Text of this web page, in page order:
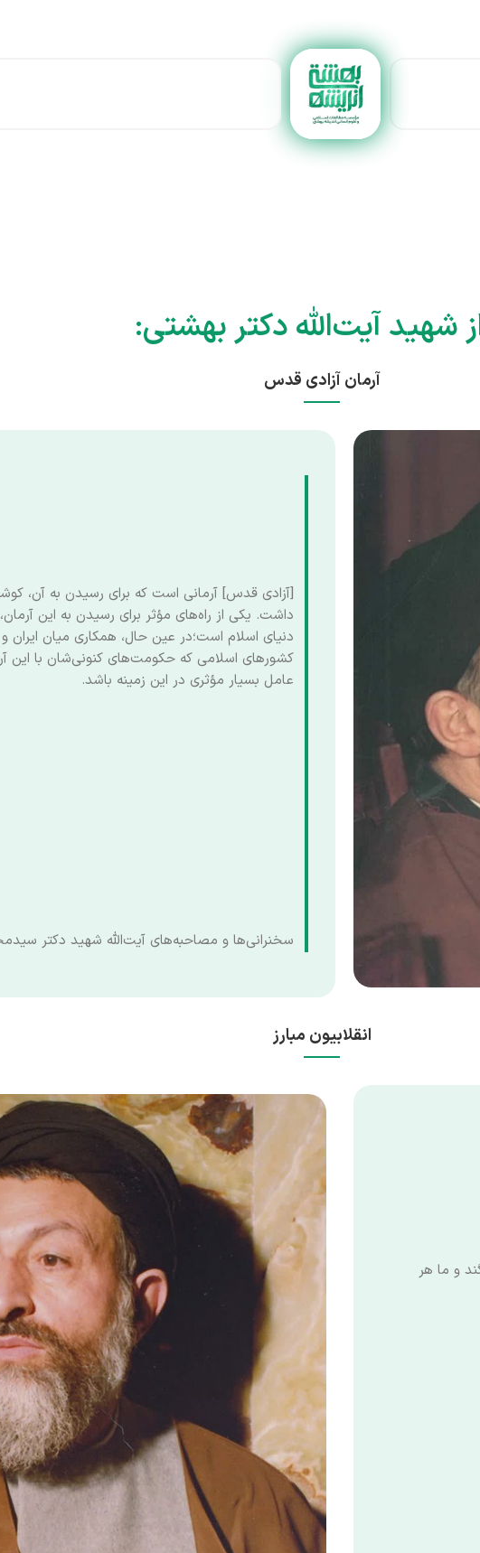
شهید آیت‌الله دکتر بهشتی:
آرمان آزادی قدس
[آزادی قدس] آرمانی است که برای رسیدن به آن،
داشت. یکی از راه‌های مؤثر برای رسیدن به این
دنیای اسلام است؛در عین حال، همکاری میان ایران
کشورهای اسلامی که حکومت‌های کنونی‌شان با این
عامل بسیار مؤثری در این زمینه باشد.
سخنرانی‌ها و مصاحبه‌های آیت‌الله شهید دکتر
انقلابیون مبارز
و ما هر